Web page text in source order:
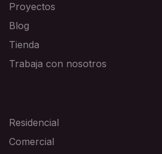
Proyectos
Blog
Tienda
Trabaja con nosotros
Residencial
Comercial